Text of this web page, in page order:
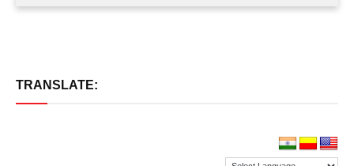
TRANSLATE: